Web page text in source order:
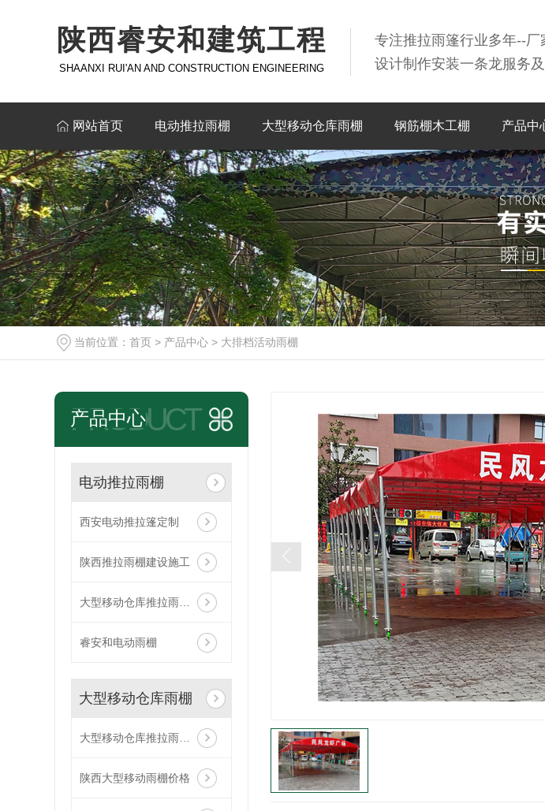
陕西睿安和建筑工程
SHAANXI RUI'AN AND CONSTRUCTION ENGINEERING
专注推拉雨篷行业多年--厂
设计制作安装一条龙服务
网站首页 电动推拉雨棚 大型移动仓库雨棚 钢筋棚木工棚 产品中
当前位置： 首页 > 产品中心 > 大排档活动雨棚
PRODUCT
产品中心
电动推拉雨棚
西安电动推拉篷定制
陕西推拉雨棚建设施工
大型移动仓库推拉雨棚帐篷
睿安和电动雨棚
大型移动仓库雨棚
大型移动仓库推拉雨棚帐篷
陕西大型移动雨棚价格